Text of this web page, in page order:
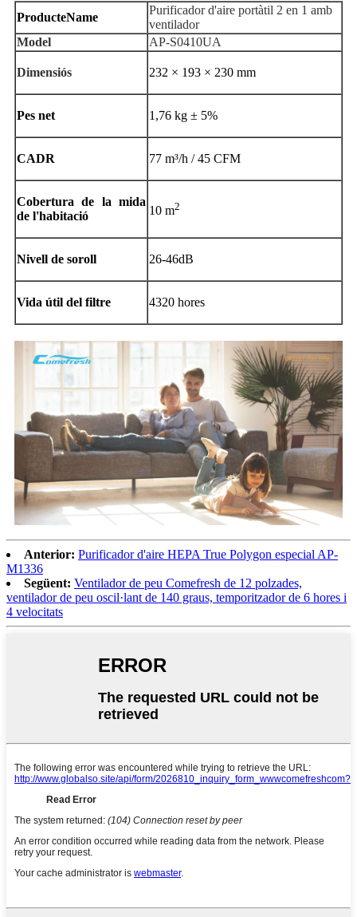
ProducteName
Purificador d'aire portàtil 2 en 1 amb
ventilador
Model
AP-S0410UA
Dimensiós 232 × 193 × 230 mm
Pes net 1,76 kg ± 5%
CADR 77 m³/h / 45 CFM
Cobertura de la mida
de l'habitació
10 m2
Nivell de soroll 26-46dB
Vida útil del filtre 4320 hores
Anterior: Purificador d'aire HEPA True Polygon especial AP-
M1336
Següent: Ventilador de peu Comefresh de 12 polzades,
ventilador de peu oscil·lant de 140 graus, temporitzador de 6 hores i
4 velocitats